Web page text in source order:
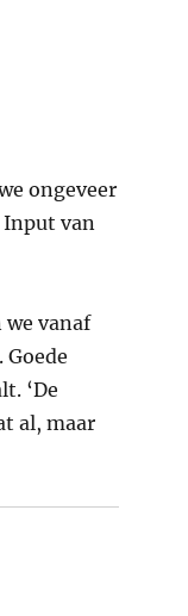
ongeveer
Input van
we vanaf
‘De
al, maar